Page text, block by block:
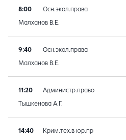
8:00 Осн.экол.права
Малханов В.Е.
9:40 Осн.экол.права
Малханов В.Е.
11:20 Администр.право
Тышкенова А.Г.
14:40 Крим.тех.в юр.пр